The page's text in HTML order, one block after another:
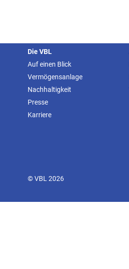
Die VBL
Auf einen Blick
Vermögensanlage
Nachhaltigkeit
Presse
Karriere
© VBL 2026